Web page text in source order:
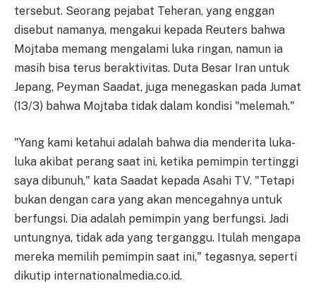
tersebut. Seorang pejabat Teheran, yang enggan
disebut namanya, mengakui kepada Reuters bahwa
Mojtaba memang mengalami luka ringan, namun ia
masih bisa terus beraktivitas. Duta Besar Iran untuk
Jepang, Peyman Saadat, juga menegaskan pada Jumat
(13/3) bahwa Mojtaba tidak dalam kondisi "melemah."
"Yang kami ketahui adalah bahwa dia menderita luka-
luka akibat perang saat ini, ketika pemimpin tertinggi
saya dibunuh," kata Saadat kepada Asahi TV. "Tetapi
bukan dengan cara yang akan mencegahnya untuk
berfungsi. Dia adalah pemimpin yang berfungsi. Jadi
untungnya, tidak ada yang terganggu. Itulah mengapa
mereka memilih pemimpin saat ini," tegasnya, seperti
dikutip internationalmedia.co.id.